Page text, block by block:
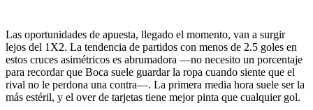
Las oportunidades de apuesta, llegado el momento, van a surgir
lejos del 1X2. La tendencia de partidos con menos de 2.5 goles en
estos cruces asimétricos es abrumadora —no necesito un porcentaje
para recordar que Boca suele guardar la ropa cuando siente que el
rival no le perdona una contra—. La primera media hora suele ser la
más estéril, y el over de tarjetas tiene mejor pinta que cualquier gol.